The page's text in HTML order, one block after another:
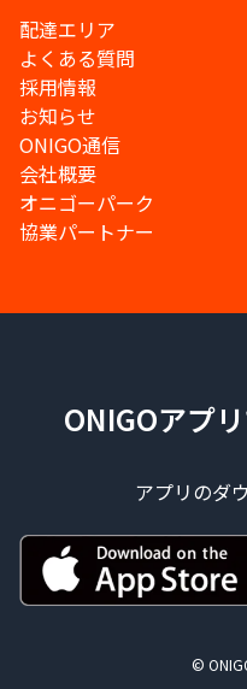
配達エリア
よくある質問
採用情報
お知らせ
ONIGO通信
会社概要
オニゴーパーク
協業パートナー
ONIGOアプ
アプリのダ
©